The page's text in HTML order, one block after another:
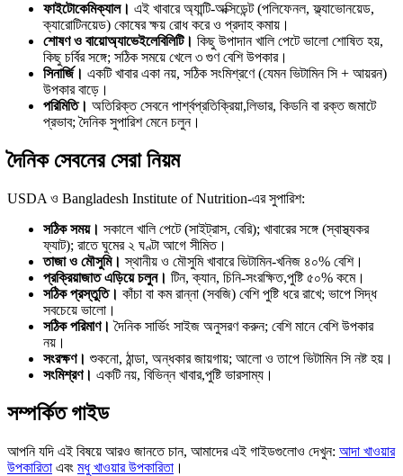
ফাইটোকেমিক্যাল। এই খাবারে অ্যান্টি-অক্সিডেন্ট (পলিফেনল, ফ্ল্যাভোনয়েড,
ক্যারোটিনয়েড) কোষের ক্ষয় রোধ করে ও প্রদাহ কমায়।
শোষণ ও বায়োঅ্যাভেইলেবিলিটি। কিছু উপাদান খালি পেটে ভালো শোষিত হয়,
কিছু চর্বির সঙ্গে; সঠিক সময়ে খেলে ৩ গুণ বেশি উপকার।
সিনার্জি। একটি খাবার একা নয়, সঠিক সংমিশ্রণে (যেমন ভিটামিন সি + আয়রন)
উপকার বাড়ে।
পরিমিতি। অতিরিক্ত সেবনে পার্শ্বপ্রতিক্রিয়া,লিভার, কিডনি বা রক্ত জমাটে
প্রভাব; দৈনিক সুপারিশ মেনে চলুন।
দৈনিক সেবনের সেরা নিয়ম
USDA ও Bangladesh Institute of Nutrition-এর সুপারিশ:
সঠিক সময়। সকালে খালি পেটে (সাইট্রাস, বেরি); খাবারের সঙ্গে (স্বাস্থ্যকর
ফ্যাট); রাতে ঘুমের ২ ঘণ্টা আগে সীমিত।
তাজা ও মৌসুমি। স্থানীয় ও মৌসুমি খাবারে ভিটামিন-খনিজ ৪০% বেশি।
প্রক্রিয়াজাত এড়িয়ে চলুন। টিন, ক্যান, চিনি-সংরক্ষিত,পুষ্টি ৫০% কমে।
সঠিক প্রস্তুতি। কাঁচা বা কম রান্না (সবজি) বেশি পুষ্টি ধরে রাখে; ভাপে সিদ্ধ
সবচেয়ে ভালো।
সঠিক পরিমাণ। দৈনিক সার্ভিং সাইজ অনুসরণ করুন; বেশি মানে বেশি উপকার
নয়।
সংরক্ষণ। শুকনো, ঠান্ডা, অন্ধকার জায়গায়; আলো ও তাপে ভিটামিন সি নষ্ট হয়।
সংমিশ্রণ। একটি নয়, বিভিন্ন খাবার,পুষ্টি ভারসাম্য।
সম্পর্কিত গাইড
আপনি যদি এই বিষয়ে আরও জানতে চান, আমাদের এই গাইডগুলোও দেখুন: আদা খাওয়ার
উপকারিতা এবং মধু খাওয়ার উপকারিতা ।